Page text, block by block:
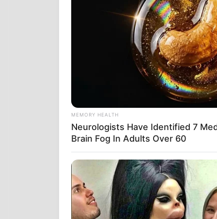
ΟΜΩΣ
ΝΑ ΜΠΟΡΕΙ
Η ΚΑΛΥΨΗ
ΝΑ
ΟΙ
MEMORY HEALTH
Neurologists Have Identified 7
Brain Fog In Adults Over 60